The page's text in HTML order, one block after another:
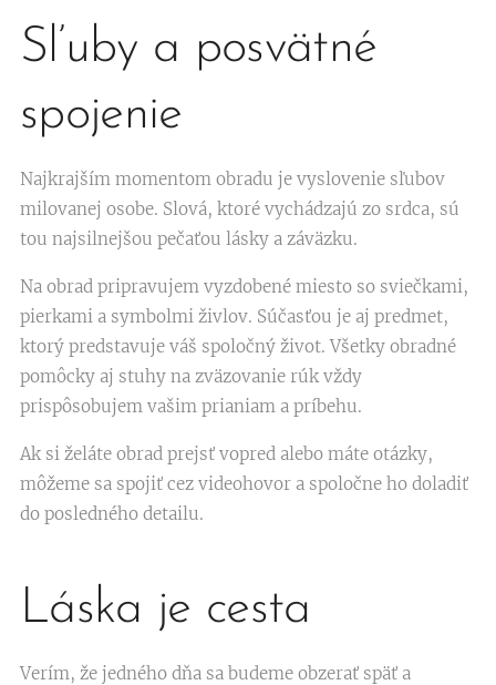
Sľuby a posvätné
spojenie
Najkrajším momentom obradu je vyslovenie sľubov
milovanej osobe. Slová, ktoré vychádzajú zo srdca, sú
tou najsilnejšou pečaťou lásky a záväzku.
Na obrad pripravujem vyzdobené miesto so sviečkami,
pierkami a symbolmi živlov. Súčasťou je aj predmet,
ktorý predstavuje váš spoločný život. Všetky obradné
pomôcky aj stuhy na zväzovanie rúk vždy
prispôsobujem vašim prianiam a príbehu.
Ak si želáte obrad prejsť vopred alebo máte otázky,
môžeme sa spojiť cez videohovor a spoločne ho doladiť
do posledného detailu.
Láska je cesta
Verím, že jedného dňa sa budeme obzerať späť a